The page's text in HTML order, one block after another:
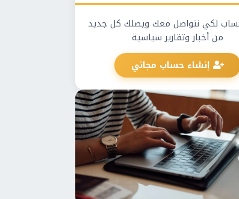
لكي نتواصل معك ويصلك كل جديد
من أخبار وتقارير سياسية
إنشاء حساب مجاني